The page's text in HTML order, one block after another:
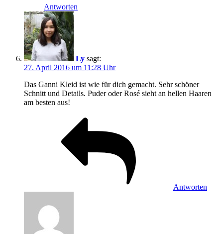
Antworten
Ly sagt:
27. April 2016 um 11:28 Uhr
Das Ganni Kleid ist wie für dich gemacht. Sehr schöner
Schnitt und Details. Puder oder Rosé sieht an hellen Haaren
am besten aus!
Antworten